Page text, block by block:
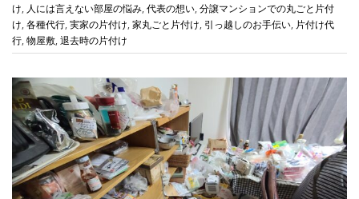
け, 人には言えない部屋の悩み, 代表の想い, 分譲マンションでの丸ごと片付
け, 各種代行, 実家の片付け, 家丸ごと片付け, 引っ越しのお手伝い, 片付け代
行, 物屋敷, 退去時の片付け